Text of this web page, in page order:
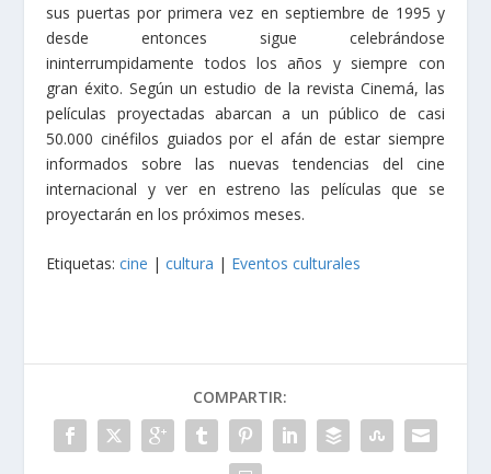
sus puertas por primera vez en septiembre de 1995 y
desde entonces sigue celebrándose
ininterrumpidamente todos los años y siempre con
gran éxito. Según un estudio de la revista Cinemá, las
películas proyectadas abarcan a un público de casi
50.000 cinéfilos guiados por el afán de estar siempre
informados sobre las nuevas tendencias del cine
internacional y ver en estreno las películas que se
proyectarán en los próximos meses.
Etiquetas:cine |cultura | Eventos culturales
COMPARTIR: